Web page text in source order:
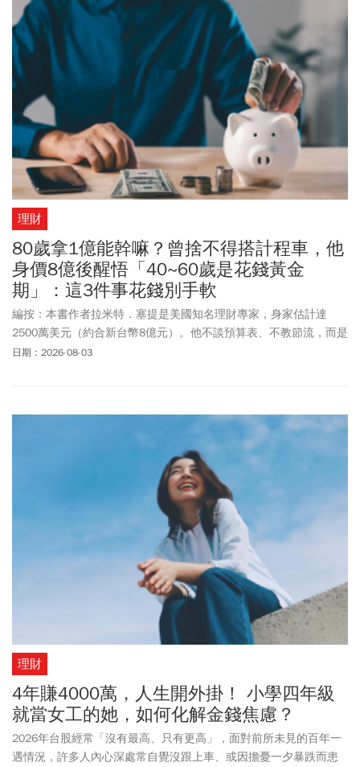
理財
80歲拿1億能幹嘛？曾捨不得搭計程車，他
身價8億後醒悟「40~60歲是花錢黃金
期」：這3件事花錢別手軟
編按：本書作者拉米特．塞提是美國知名理財專家，身家估計達
2500萬美元（約合新台幣8億元）。他不談預算表、不教節流，而是
提出一個顛覆傳統的理財觀：先想清楚「你想過什麼樣的人生」，
金與體力的階段，別把所有夢想都留到退休後。真正的富裕，不是
存下最多錢，而是在還有時間與能力時，把錢轉換成想要的人生。
日期：2026-08-03
理財
4年賺4000萬，人生開外掛！ 小學四年級
就當女工的她，如何化解金錢焦慮？
2026年台股經常「沒有最高、只有更高」，面對前所未見的百年一
遇情況，許多人內心深處常自覺沒跟上車、或因擔憂一夕暴跌而患